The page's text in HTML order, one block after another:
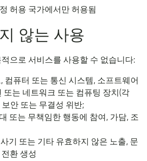
정 허용 국가에서만 허용됨
않는 사용
적으로 서비스를 사용할 수 없습니다:
, 컴퓨터 또는 통신 시스템, 소프트웨어
또는 네트워크 또는 컴퓨팅 장치(각
안 또는 무결성 위반;
또는 무책임한 행동에 참여, 가담, 조
사기 또는 기타 유효하지 않은 노출, 문
환 생성